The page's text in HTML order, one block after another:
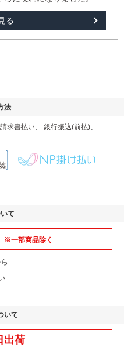
る
法
求書払い、 銀行振込(前払)、
て
※一部商品除く
いて
出荷